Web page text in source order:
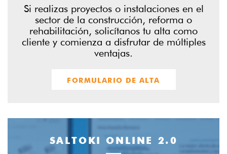
Si realizas proyectos o instalaciones en el
sector de la construcción, reforma o
rehabilitación, solicítanos tu alta como
cliente y comienza a disfrutar de múltiples
ventajas.
FORMULARIO DE ALTA
SALTOKI ONLINE 2.0